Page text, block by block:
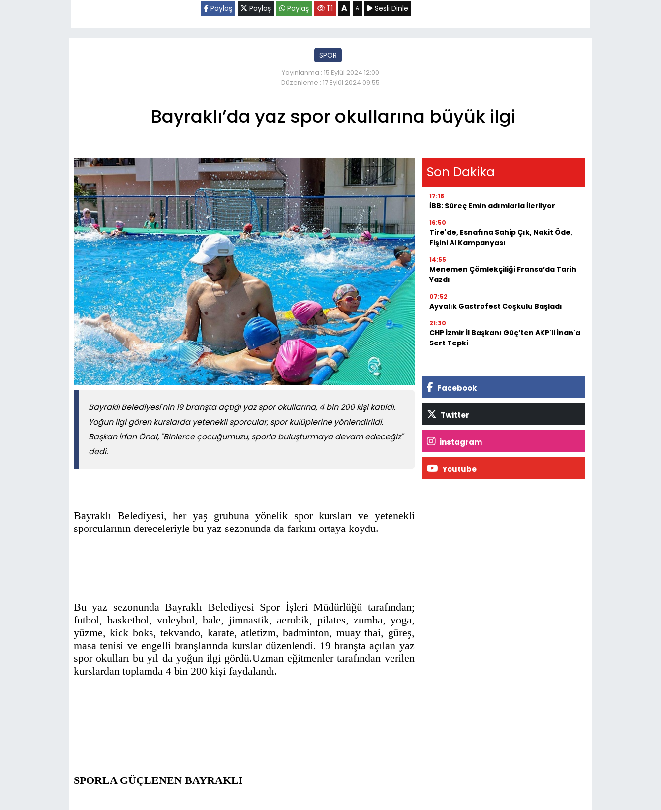
Paylaş Paylaş Paylaş 111 A A Sesli Dinle
SPOR
Yayınlanma : 15 Eylül 2024 12:00
Düzenleme : 17 Eylül 2024 09:55
Bayraklı’da yaz spor okullarına büyük ilgi
Bayraklı Belediyesi'nin 19 branşta açtığı yaz spor okullarına, 4 bin 200 kişi katıldı.
Yoğun ilgi gören kurslarda yetenekli sporcular, spor kulüplerine yönlendirildi.
Başkan İrfan Önal, "Binlerce çocuğumuzu, sporla buluşturmaya devam edeceğiz"
dedi.
Bayraklı Belediyesi, her yaş grubuna yönelik spor kursları ve yetenekli
sporcularının dereceleriyle bu yaz sezonunda da farkını ortaya koydu.
Bu yaz sezonunda Bayraklı Belediyesi Spor İşleri Müdürlüğü tarafından;
futbol, basketbol, voleybol, bale, jimnastik, aerobik, pilates, zumba, yoga,
yüzme, kick boks, tekvando, karate, atletizm, badminton, muay thai, güreş,
masa tenisi ve engelli branşlarında kurslar düzenlendi. 19 branşta açılan yaz
spor okulları bu yıl da yoğun ilgi gördü.Uzman eğitmenler tarafından verilen
kurslardan toplamda 4 bin 200 kişi faydalandı.
SPORLA GÜÇLENEN BAYRAKLI
Son Dakika
17:18
İBB: Süreç Emin adımlarla İlerliyor
16:50
Tire'de, Esnafına Sahip Çık, Nakit Öde,
Fişini Al Kampanyası
14:55
Menemen Çömlekçiliği Fransa’da Tarih
Yazdı
07:52
Ayvalık Gastrofest Coşkulu Başladı
21:30
CHP İzmir İl Başkanı Güç’ten AKP'li İnan'a
Sert Tepki
Facebook
Twitter
İnstagram
Youtube